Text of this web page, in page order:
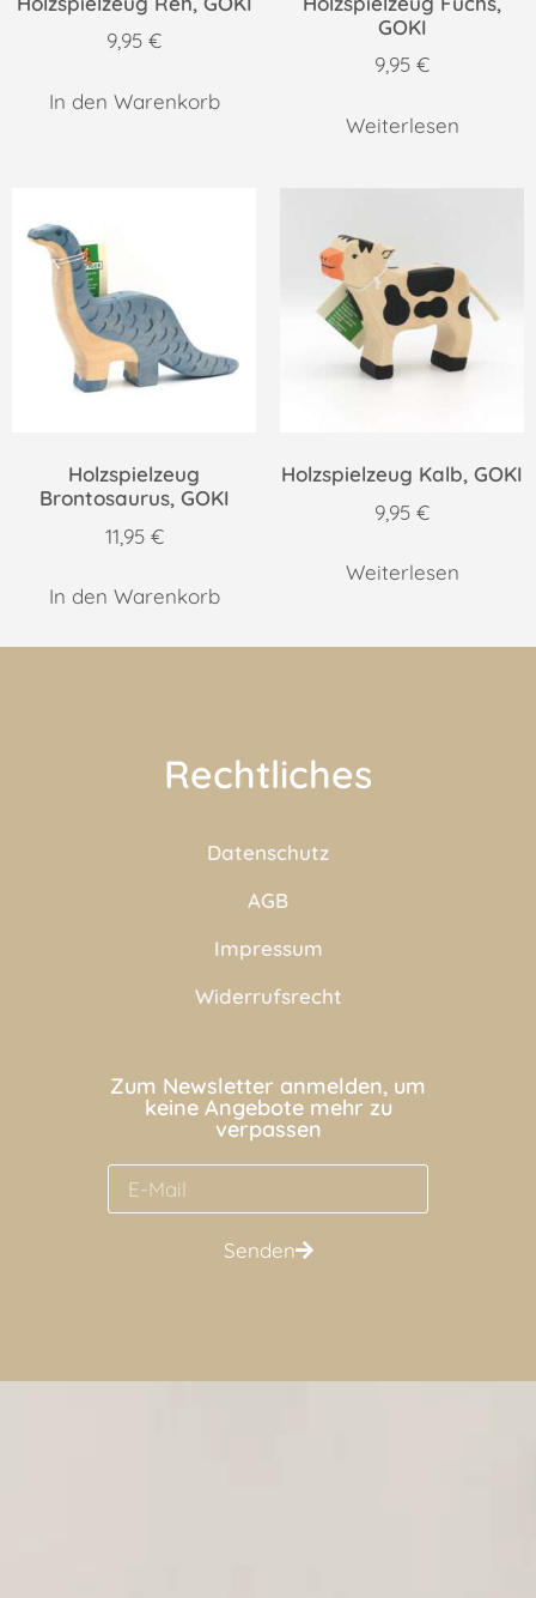
9,95 €
In den Warenkorb
GOKI
9,95 €
Weiterlesen
Holzspielzeug
Brontosaurus, GOKI
11,95 €
In den Warenkorb
Holzspielzeug Kalb, GOKI
9,95 €
Weiterlesen
Rechtliches
Datenschutz
AGB
Impressum
Widerrufsrecht
Zum Newsletter anmelden, um
keine Angebote mehr zu
verpassen
Senden